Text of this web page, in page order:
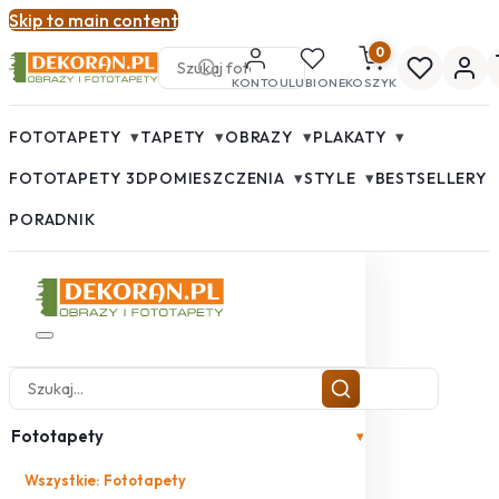
Skip to main content
KONTOULUBIONE
0
KOSZYK
FOTOTAPETY ▾TAPETY ▾OBRAZY ▾PLAKATY ▾
FOTOTAPETY 3DPOMIESZCZENIA ▾STYLE ▾BESTSELLERY
PORADNIK
Fototapety ▾
Wszystkie: Fototapety